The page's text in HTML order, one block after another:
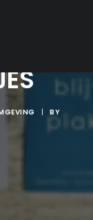
|
BY